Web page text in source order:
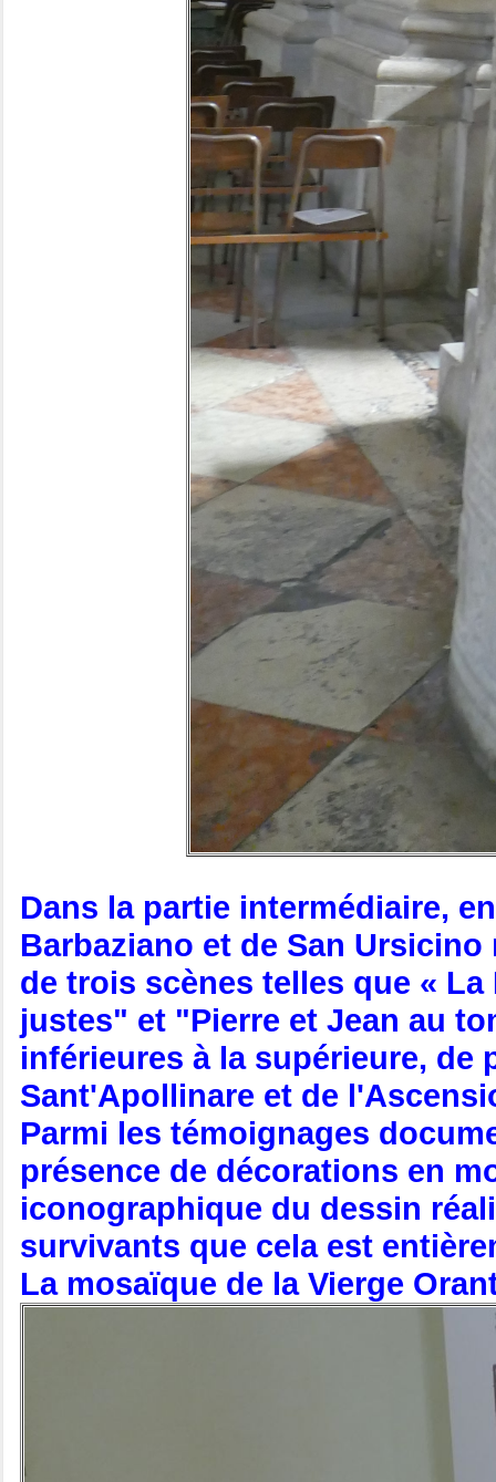
Dans la partie intermédiaire,
Barbaziano et de San
de trois scènes telles que «
justes" et "Pierre et Jean au
inférieures à la supérieure, de
Sant'Apollinare et de
Parmi les témoignages
présence de décorations en
iconographique du dessin
survivants que cela est
La mosaïque de la Vierge